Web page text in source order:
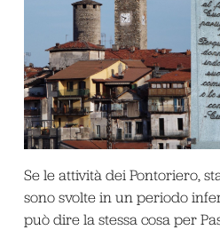
Se le attività dei Pontoriero,
sono svolte in un periodo
può dire la stessa cosa per